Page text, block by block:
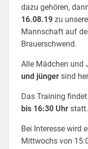
dazu gehören,
16.08.19zu
Mannschaft auf
Brauerschwend.
Alle Mädchen und
und jüngersind
Das Training
bis 16:30 Uhrstatt.
Bei Interesse wird
Mittwochs von